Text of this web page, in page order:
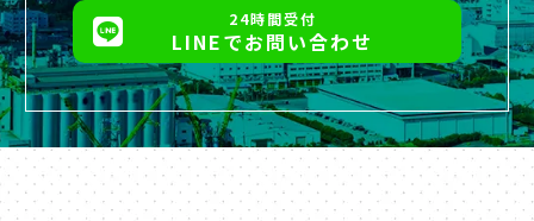
24時間受付
LINEでお問い合わせ